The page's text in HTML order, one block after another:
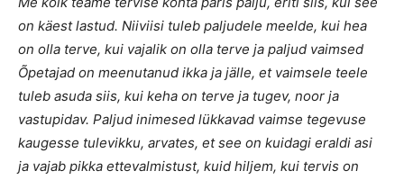
on käest lastud. Niiviisi tuleb paljudele meelde, kui hea
on olla terve, kui vajalik on olla terve ja paljud vaimsed
Õpetajad on meenutanud ikka ja jälle, et vaimsele teele
tuleb asuda siis, kui keha on terve ja tugev, noor ja
vastupidav. Paljud inimesed lükkavad vaimse tegevuse
kaugesse tulevikku, arvates, et see on kuidagi eraldi asi
ja vajab pikka ettevalmistust, kuid hiljem, kui tervis on